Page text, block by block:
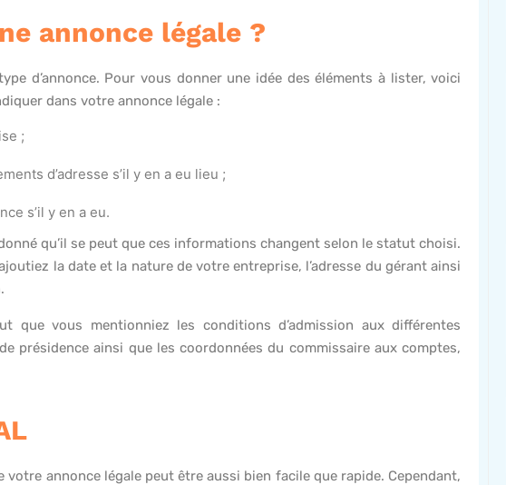
annonce légale ?
d’annonce. Pour vous donner une idée des éléments à lister, voici
dans votre annonce légale :
;
d’adresse s’il y en a eu lieu ;
s’il y en a eu.
qu’il se peut que ces informations changent selon le statut choisi.
la date et la nature de votre entreprise, l’adresse du gérant ainsi
que vous mentionniez les conditions d’admission aux différentes
présidence ainsi que les coordonnées du commissaire aux comptes,
annonce légale peut être aussi bien facile que rapide. Cependant,